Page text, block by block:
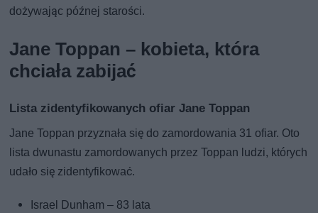
dożywając późnej starości.
Jane Toppan – kobieta, która
chciała zabijać
Lista zidentyfikowanych ofiar Jane Toppan
Jane Toppan przyznała się do zamordowania 31 ofiar. Oto
lista dwunastu zamordowanych przez Toppan ludzi, których
udało się zidentyfikować.
Israel Dunham – 83 lata